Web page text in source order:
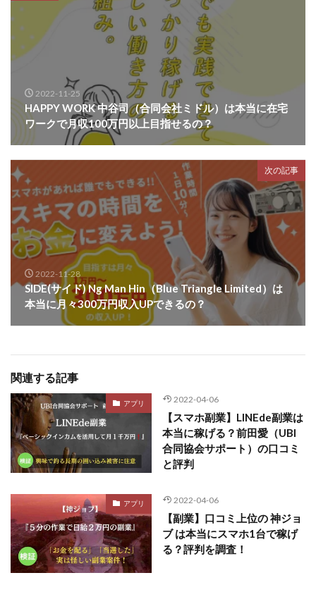
2022-11-25
HAPPY WORK 中谷司（合同会社ミドル）は本当に在宅
ワークで月収100万円以上目指せるの？
次の記事
2022-11-28
SIDE(サイド) Ng Man Hin（Blue Triangle Limited）は
本当に月々300万円収入UPできるの？
関連する記事
アプリ 2022-04-06
【スマホ副業】LINEde副業は
本当に稼げる？前田愛（UBI
合同協会サポート）の口コミ
と評判
アプリ 2022-04-06
【副業】口コミ上位の 神ジョ
ブ は本当にスマホ1台で稼げ
る？評判を調査！